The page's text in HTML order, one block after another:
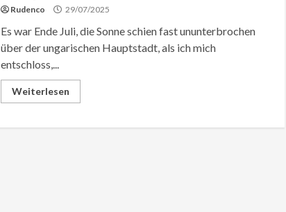
Rudenco 29/07/2025
Es war Ende Juli, die Sonne schien fast ununterbrochen
über der ungarischen Hauptstadt, als ich mich
entschloss,...
Weiterlesen